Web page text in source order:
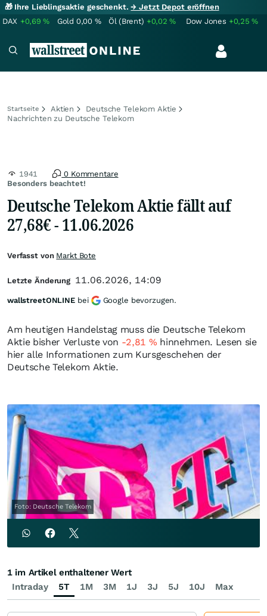
🎁 Ihre Lieblingsaktie geschenkt.→ Jetzt Depot eröffnen
DAX +0,69% Gold 0,00 % Öl (Brent) +0,02% Dow Jones +0,25%
Startseite Aktien
Deutsche Telekom Aktie
Nachrichten zu Deutsche Telekom
Besonders beachtet!
1941 0 Kommentare
Deutsche Telekom Aktie fällt auf
27,68€ - 11.06.2026
Am heutigen Handelstag muss die Deutsche Telekom
Aktie bisher Verluste von -2,81 % hinnehmen. Lesen sie
hier alle Informationen zum Kursgeschehen der
Deutsche Telekom Aktie.
Foto: Deutsche Telekom
Verfasst von Markt Bote
Letzte Änderung 11.06.2026, 14:09
wallstreetONLINE bei Google bevorzugen.
Intraday 5T 1M 3M 1J 3J 5J 10J Max
1 im Artikel enthaltener Wert